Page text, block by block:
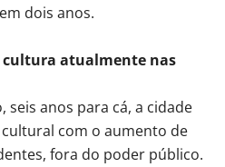
dois anos.
cultura atualmente nas
seis anos para cá, a cidade
com o aumento de
fora do poder público.